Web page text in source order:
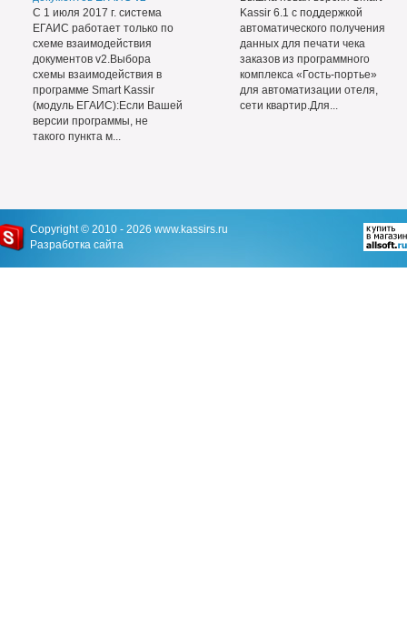
С 1 июля 2017 г. система
ЕГАИС работает только по
схеме взаимодействия
документов v2.Выбора
схемы взаимодействия в
программе Smart Kassir
(модуль ЕГАИС):Если Вашей
версии программы, не
такого пункта м...
Kassir 6.1 с поддержкой
автоматического получения
данных для печати чека
заказов из программного
комплекса «Гость-портье»
для автоматизации отеля,
сети квартир.Для...
Copyright © 2010 - 2026 www.kassirs.ru
Разработка сайта